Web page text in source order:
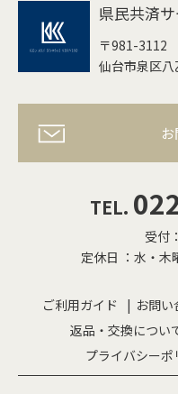
県民共済
〒981-3112
仙台市泉区
TEL.
受付
定休日 ：水・木
ご利用ガイド お問い
返品・交換につい
プライバシーポ